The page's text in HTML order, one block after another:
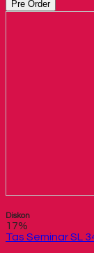
Pre Order
Diskon
17%
Tas Seminar SL